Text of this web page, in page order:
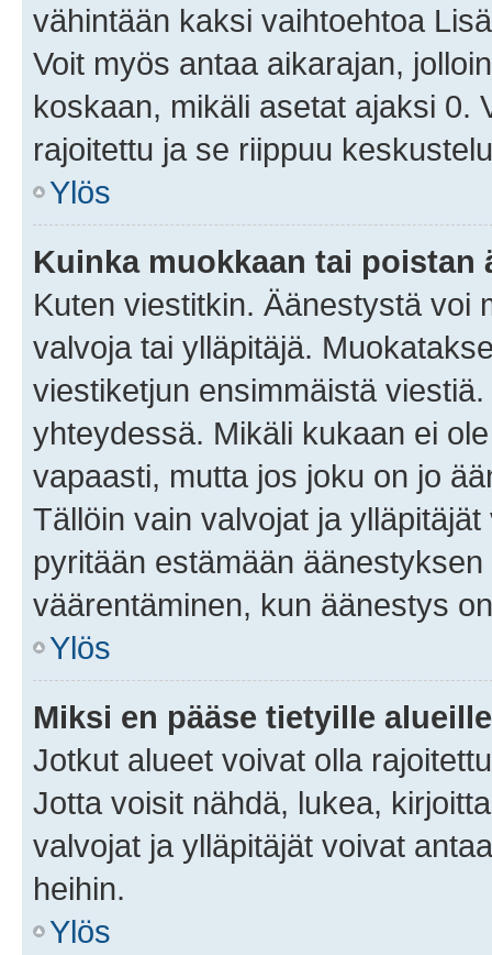
vähintään kaksi vaihtoehtoa
Voit myös antaa aikarajan,
koskaan, mikäli asetat ajaksi 0.
rajoitettu ja se riippuu
Ylös
Kuinka muokkaan tai poistan
Kuten viestitkin. Äänestystä voi
valvoja tai ylläpitäjä.
viestiketjun ensimmäistä
yhteydessä. Mikäli kukaan ei
vapaasti, mutta jos joku on jo
Tällöin vain valvojat ja
pyritään estämään
väärentäminen, kun äänestys
Ylös
Miksi en pääse tietyille
Jotkut alueet voivat olla
Jotta voisit nähdä, lukea,
valvojat ja ylläpitäjät voivat
heihin.
Ylös